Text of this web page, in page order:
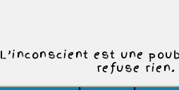
L’inconscient est une
refuse rien.